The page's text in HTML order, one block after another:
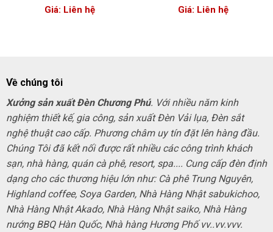
Giá: Liên hệ
Giá: Liên hệ
Về chúng tôi
Xưởng sản xuất Đèn Chương Phú. Với nhiều năm kinh
nghiệm thiết kế, gia công, sản xuất Đèn Vải lụa, Đèn sắt
nghệ thuật cao cấp. Phương châm uy tín đặt lên hàng đầu.
Chúng Tôi đã kết nối được rất nhiều các công trình khách
sạn, nhà hàng, quán cà phê, resort, spa.... Cung cấp đèn định
dạng cho các thương hiệu lớn như: Cà phê Trung Nguyên,
Highland coffee, Soya Garden, Nhà Hàng Nhật sabukichoo,
Nhà Hàng Nhật Akado, Nhà Hàng Nhật saiko, Nhà Hàng
nướng BBQ Hàn Quốc, Nhà hàng Hương Phố vv..vv.vvv.